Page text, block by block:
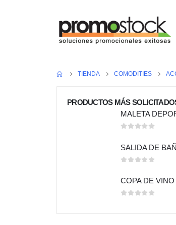
TIENDA COMODITIES
PRODUCTOS MÁS
COPA DE VINO